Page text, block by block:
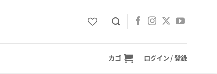
カゴ ログイン / 登録